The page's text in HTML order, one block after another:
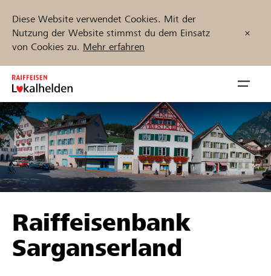
Diese Website verwendet Cookies. Mit der
Nutzung der Website stimmst du dem Einsatz
von Cookies zu. Mehr erfahren
Zum
Inhalt
springen
öffnen
Unterstützen
Hilfe & Support
Projekte und Organisationen finden
Jetzt starten
Raiffeisenbank
Sarganserland